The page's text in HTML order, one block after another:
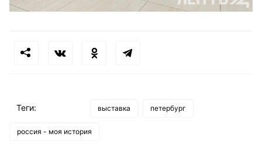
Теги: выставка петербург
россия - моя история